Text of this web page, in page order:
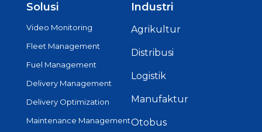
Solusi
Video Monitoring
Fleet Management
Fuel Management
Delivery Management
Delivery Optimization
Maintenance Management
Industri
Agrikultur
Distribusi
Logistik
Manufaktur
Otobus